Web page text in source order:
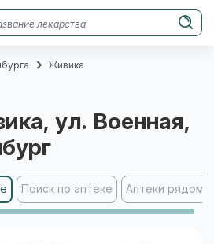
Живика
, ул. Военная,
Поиск по аптеке Аптеки рядом